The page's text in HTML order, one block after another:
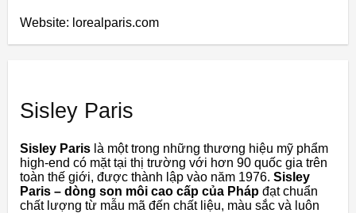
Website: lorealparis.com
Sisley Paris
Sisley Paris là một trong những thương hiệu mỹ phẩm
high-end có mặt tại thị trường với hơn 90 quốc gia trên
toàn thế giới, được thành lập vào năm 1976. Sisley
Paris – dòng son môi cao cấp của Pháp đạt chuẩn
chất lượng từ mẫu mã đến chất liệu, màu sắc và luôn